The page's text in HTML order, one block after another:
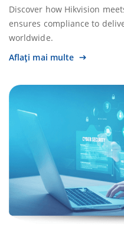
Discover how Hikvision
ensures compliance to
worldwide.
Aflați mai multe